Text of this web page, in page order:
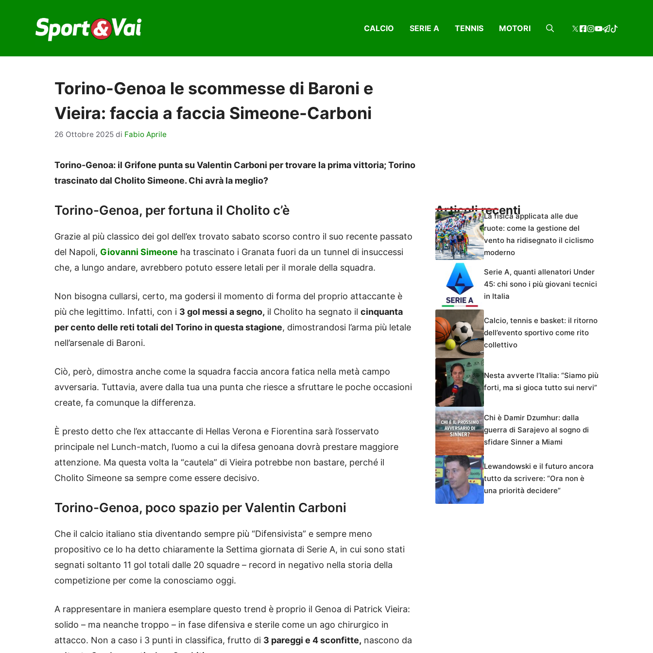
contenuto
CALCIO SERIE A TENNIS MOTORI
Torino-Genoa le scommesse di Baroni e
Vieira: faccia a faccia Simeone-Carboni
26 Ottobre 2025 di Fabio Aprile
Torino-Genoa: il Grifone punta su Valentin Carboni per trovare la prima vittoria; Torino
trascinato dal Cholito Simeone. Chi avrà la meglio?
Torino-Genoa, per fortuna il Cholito c’è
Grazie al più classico dei gol dell’ex trovato sabato scorso contro il suo recente passato
del Napoli, Giovanni Simeone ha trascinato i Granata fuori da un tunnel di insuccessi
che, a lungo andare, avrebbero potuto essere letali per il morale della squadra.
Non bisogna cullarsi, certo, ma godersi il momento di forma del proprio attaccante è
più che legittimo. Infatti, con i 3 gol messi a segno, il Cholito ha segnato il cinquanta
per cento delle reti totali del Torino in questa stagione, dimostrandosi l’arma più letale
nell’arsenale di Baroni.
Ciò, però, dimostra anche come la squadra faccia ancora fatica nella metà campo
avversaria. Tuttavia, avere dalla tua una punta che riesce a sfruttare le poche occasioni
create, fa comunque la differenza.
È presto detto che l’ex attaccante di Hellas Verona e Fiorentina sarà l’osservato
principale nel Lunch-match, l’uomo a cui la difesa genoana dovrà prestare maggiore
attenzione. Ma questa volta la “cautela” di Vieira potrebbe non bastare, perché il
Cholito Simeone sa sempre come essere decisivo.
Torino-Genoa, poco spazio per Valentin Carboni
Che il calcio italiano stia diventando sempre più “Difensivista” e sempre meno
propositivo ce lo ha detto chiaramente la Settima giornata di Serie A, in cui sono stati
segnati soltanto 11 gol totali dalle 20 squadre – record in negativo nella storia della
competizione per come la conosciamo oggi.
A rappresentare in maniera esemplare questo trend è proprio il Genoa di Patrick Vieira:
solido – ma neanche troppo – in fase difensiva e sterile come un ago chirurgico in
attacco. Non a caso i 3 punti in classifica, frutto di 3 pareggi e 4 sconfitte, nascono da
Articoli recentiLa fisica applicata alle due
ruote: come la gestione del
vento ha ridisegnato il ciclismo
moderno
Serie A, quanti allenatori Under
45: chi sono i più giovani tecnici
in Italia
Calcio, tennis e basket: il ritorno
dell’evento sportivo come rito
collettivo
Nesta avverte l’Italia: “Siamo più
forti, ma si gioca tutto sui nervi”
Chi è Damir Dzumhur: dalla
guerra di Sarajevo al sogno di
sfidare Sinner a Miami
Lewandowski e il futuro ancora
tutto da scrivere: “Ora non è
una priorità decidere”